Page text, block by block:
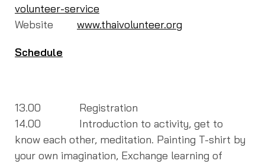
volunteer-service
Website www.thaivolunteer.org
Schedule
13.00 Registration
14.00 Introduction to activity, get to
know each other, meditation. Painting T-shirt by
your own imagination, Exchange learning of